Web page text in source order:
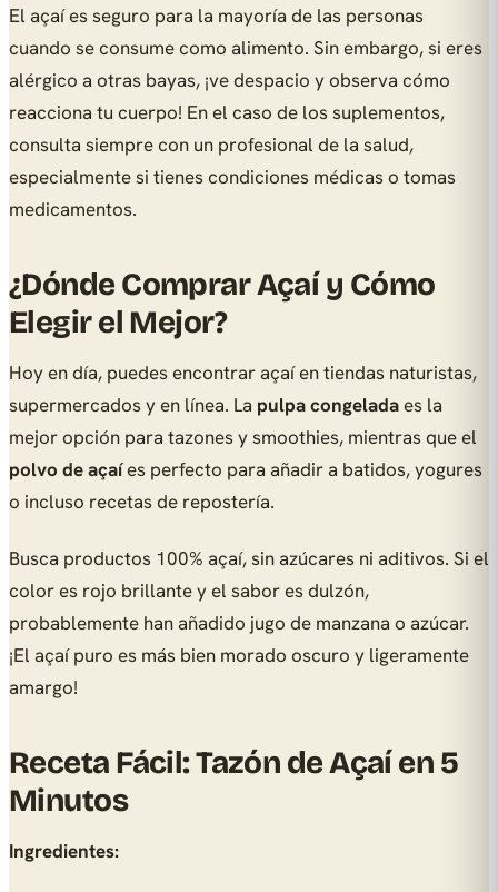
El açaí es seguro para la mayoría de las personas
cuando se consume como alimento. Sin embargo, si eres
alérgico a otras bayas, ¡ve despacio y observa cómo
reacciona tu cuerpo! En el caso de los suplementos,
consulta siempre con un profesional de la salud,
especialmente si tienes condiciones médicas o tomas
medicamentos.
¿Dónde Comprar Açaí y Cómo
Elegir el Mejor?
Hoy en día, puedes encontrar açaí en tiendas naturistas,
supermercados y en línea. La pulpa congeladaes la
mejor opción para tazones y smoothies, mientras que el
polvo de açaíes perfecto para añadir a batidos, yogures
o incluso recetas de repostería.
Busca productos 100% açaí, sin azúcares ni aditivos. Si el
color es rojo brillante y el sabor es dulzón,
probablemente han añadido jugo de manzana o azúcar.
¡El açaí puro es más bien morado oscuro y ligeramente
amargo!
Receta Fácil: Tazón de Açaí en 5
Minutos
Ingredientes: